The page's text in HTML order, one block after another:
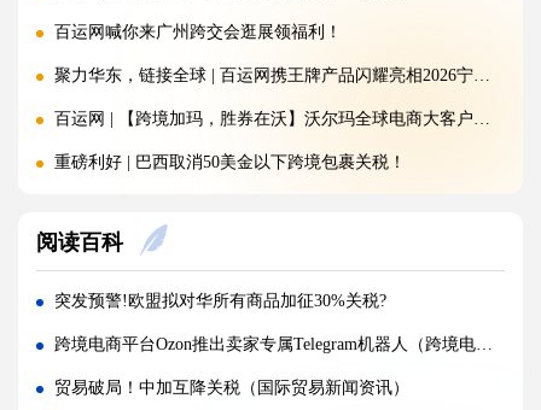
百运网喊你来广州跨交会逛展领福利！
聚力华东，链接全球 | 百运网携王牌产品闪耀亮相2026宁波跨境电商出口博览会!
百运网 | 【跨境加玛，胜券在沃】沃尔玛全球电商大客户产业带沙龙圆满收官!
重磅利好 | 巴西取消50美金以下跨境包裹关税！
150欧元免税时代即将终结！欧盟新政落地，跨境卖家如何破局？
突发 | 特朗普签署文件：美国将对这些产品加征100%关税，全球贸易再掀波澜！
百运网 | 沃尔玛平台招商分享大会圆满收官!双向赋能，共启跨境出海新征程
落幕不散场，聚力新征程 | 百运网惊艳亮相福州跨交会，完美收官！
阅读百科
突发预警!欧盟拟对华所有商品加征30%关税?
跨境电商平台Ozon推出卖家专属Telegram机器人（跨境电商新闻资讯）
贸易破局！中加互降关税（国际贸易新闻资讯）